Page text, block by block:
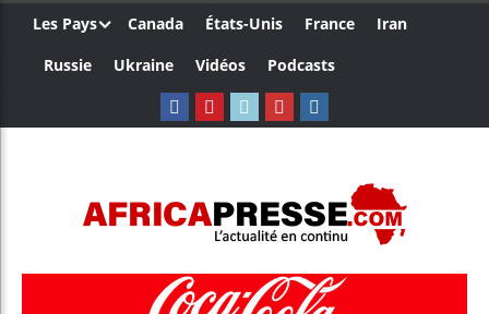
Les Pays Canada États-Unis France
Iran
Russie
Ukraine Vidéos Podcasts